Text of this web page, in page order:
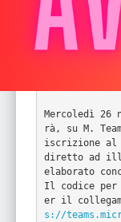
Mercoledì 26
rà, su M.
iscrizione al
diretto ad
elaborato
Il codice per
er il
s://